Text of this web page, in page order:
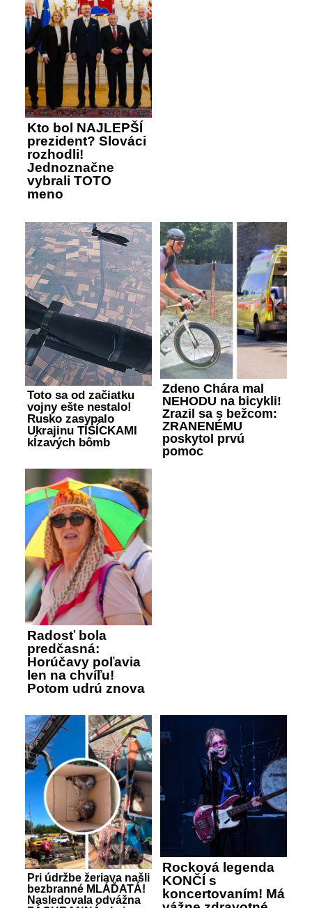
Kto bol NAJLEPŠÍ
prezident? Slováci
rozhodli!
Jednoznačne
vybrali TOTO
meno
Toto sa od začiatku
vojny ešte nestalo!
Rusko zasypalo
Ukrajinu TISÍCKAMI
kĺzavých bômb
Zdeno Chára mal
NEHODU na bicykli!
Zrazil sa s bežcom:
ZRANENÉMU
poskytol prvú
pomoc
Radosť bola
predčasná:
Horúčavy poľavia
len na chvíľu!
Potom udrú znova
Pri údržbe žeriava našli
bezbranné MLÁĎATÁ!
Nasledovala odvážna
Rocková legenda
KONČÍ s
koncertovaním! Má